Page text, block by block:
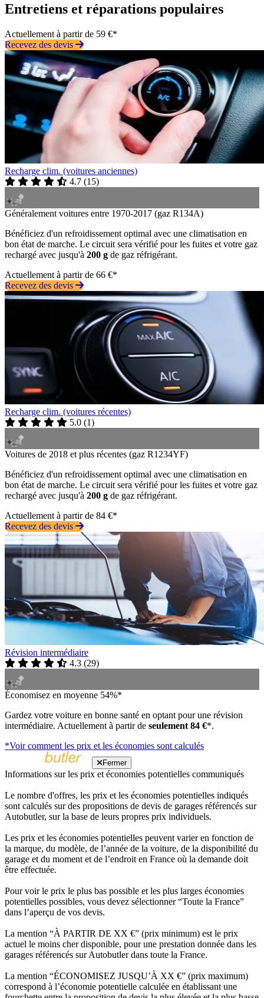
Entretiens et réparations populaires
Actuellement à partir de 59 €*
Recevez des devis
Recharge clim. (voitures anciennes)
4.7 (15)
Généralement voitures entre 1970-2017 (gaz R134A)
Bénéficiez d'un refroidissement optimal avec une climatisation en
bon état de marche. Le circuit sera vérifié pour les fuites et votre gaz
rechargé avec jusqu'à 200 g de gaz réfrigérant.
Actuellement à partir de 66 €*
Recevez des devis
Recharge clim. (voitures récentes)
5.0 (1)
Voitures de 2018 et plus récentes (gaz R1234YF)
Bénéficiez d'un refroidissement optimal avec une climatisation en
bon état de marche. Le circuit sera vérifié pour les fuites et votre gaz
rechargé avec jusqu'à 200 g de gaz réfrigérant.
Actuellement à partir de 84 €*
Recevez des devis
Révision intermédiaire
4.3 (29)
Économisez en moyenne 54%*
Gardez votre voiture en bonne santé en optant pour une révision
intermédiaire. Actuellement à partir de seulement 84 €*.
*Voir comment les prix et les économies sont calculés
Fermer
Informations sur les prix et économies potentielles communiqués
Le nombre d'offres, les prix et les économies potentielles indiqués
sont calculés sur des propositions de devis de garages référencés sur
Autobutler, sur la base de leurs propres prix individuels.
Les prix et les économies potentielles peuvent varier en fonction de
la marque, du modèle, de l’année de la voiture, de la disponibilité du
garage et du moment et de l’endroit en France où la demande doit
être effectuée.
Pour voir le prix le plus bas possible et les plus larges économies
potentielles possibles, vous devez sélectionner “Toute la France”
dans l’aperçu de vos devis.
La mention “À PARTIR DE XX €” (prix minimum) est le prix
actuel le moins cher disponible, pour une prestation donnée dans les
garages référencés sur Autobutler dans toute la France.
La mention “ÉCONOMISEZ JUSQU’À XX €” (prix maximum)
correspond à l’économie potentielle calculée en établissant une